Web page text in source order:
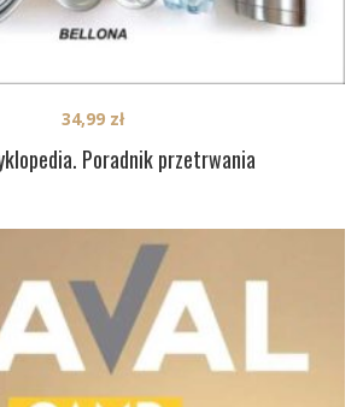
Poradnik przetrwania
34,99 zł